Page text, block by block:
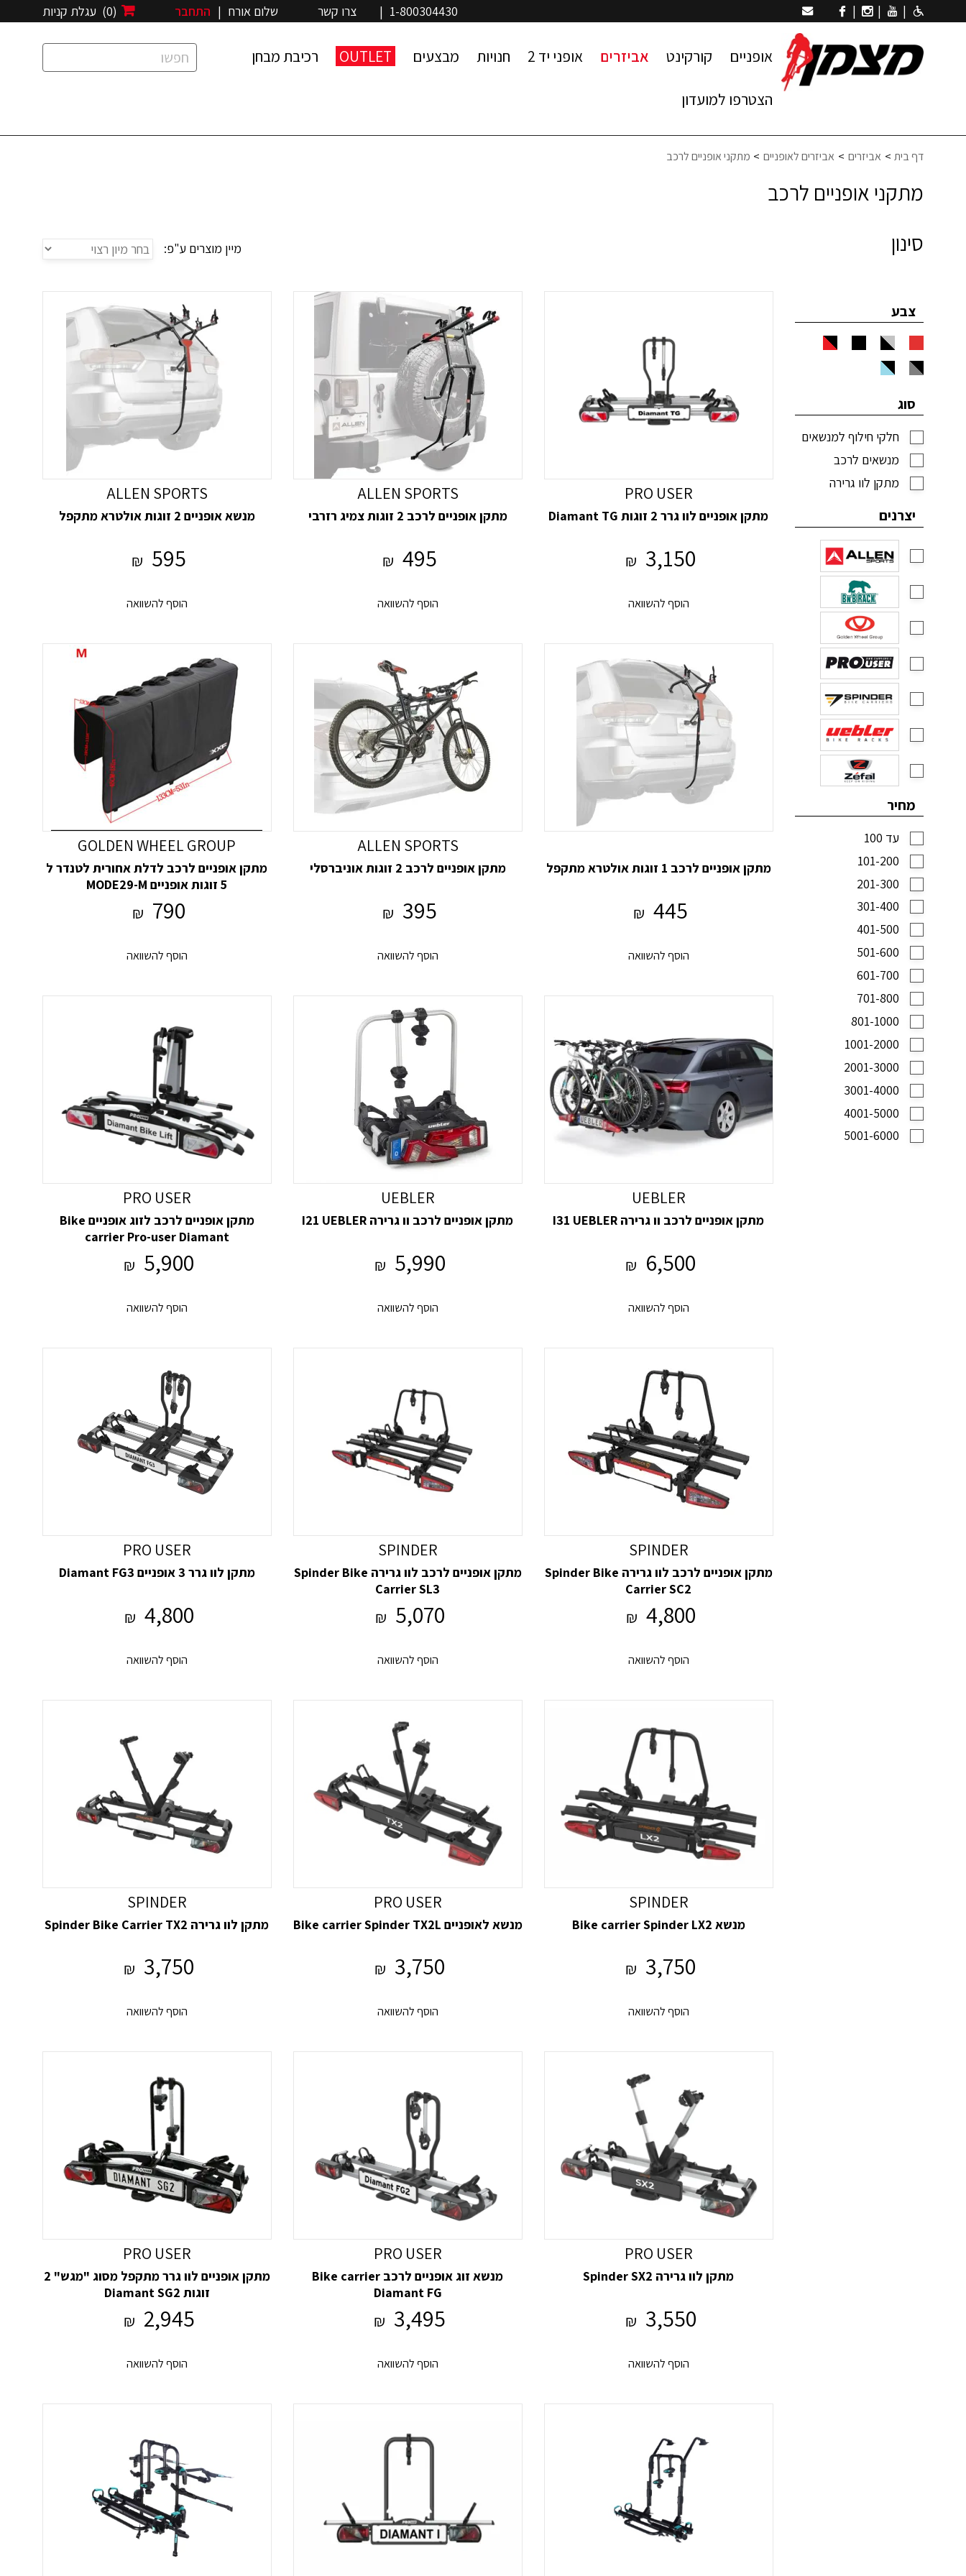
|
|
|
(0) עגלת קניות שלום אורח | התחבר 1-800304430
| צרו קשר
אופניים קורקינט אביזרים אופני יד 2 חנויות מבצעים OUTLET רכיבת מבחן
הצטרפו למועדון
דף בית אביזרים אביזרים לאופניים מתקני אופניים לרכב
מתקני אופניים לרכב
סינון
צבע
סוג
חלקי חילוף למנשאים
מנשאים לרכב
מתקן לוו גרירה
יצרנים
מחיר
עד 100
101-200
201-300
301-400
401-500
501-600
601-700
701-800
801-1000
1001-2000
2001-3000
3001-4000
4001-5000
5001-6000
מיין מוצרים ע"פ:
PRO USER
מתקן אופניים לוו גרר 2 זוגות Diamant TG
3,150
₪
הוסף להשוואה
ALLEN SPORTS
מתקן אופניים לרכב 2 זוגות צמיג רזרבי
495
₪
הוסף להשוואה
ALLEN SPORTS
מנשא אופניים 2 זוגות אולטרא מתקפל
595
₪
הוסף להשוואה
מתקן אופניים לרכב 1 זוגות אולטרא מתקפל
445
₪
הוסף להשוואה
ALLEN SPORTS
מתקן אופניים לרכב 2 זוגות אוניברסלי
395
₪
הוסף להשוואה
GOLDEN WHEEL GROUP
מתקן אופניים לרכב לדלת אחורית לטנדר ל
5 זוגות אופניים MODE29-M
790
₪
הוסף להשוואה
UEBLER
מתקן אופניים לרכב וו גרירה I31 UEBLER
6,500
₪
הוסף להשוואה
UEBLER
מתקן אופניים לרכב וו גרירה I21 UEBLER
5,990
₪
הוסף להשוואה
PRO USER
מתקן אופניים לרכב לזוג אופניים Bike
carrier Pro-user Diamant
5,900
₪
הוסף להשוואה
SPINDER
מתקן אופניים לרכב לוו גרירה Spinder Bike
Carrier SC2
4,800
₪
הוסף להשוואה
SPINDER
מתקן אופניים לרכב לוו גרירה Spinder Bike
Carrier SL3
5,070
₪
הוסף להשוואה
PRO USER
מתקן לוו גרר 3 אופניים Diamant FG3
4,800
₪
הוסף להשוואה
SPINDER
מנשא Bike carrier Spinder LX2
3,750
₪
הוסף להשוואה
PRO USER
מנשא לאופניים Bike carrier Spinder TX2L
3,750
₪
הוסף להשוואה
SPINDER
מתקן לוו גרירה Spinder Bike Carrier TX2
3,750
₪
הוסף להשוואה
PRO USER
מתקן לוו גרירה Spinder SX2
3,550
₪
הוסף להשוואה
PRO USER
מנשא זוג אופניים לרכב Bike carrier
Diamant FG
3,495
₪
הוסף להשוואה
PRO USER
מתקן אופניים לוו גרר מתקפל מסוג "מגש" 2
זוגות Diamant SG2
2,945
₪
הוסף להשוואה